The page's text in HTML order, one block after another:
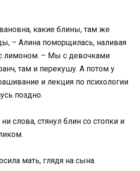
какие блины, там же
– Алина поморщилась, наливая
лимоном. – Мы с девочками
там и перекушу. А потом у
и лекция по психологии
поздно.
слова, стянул блин со стопки и
мать, глядя на сына.